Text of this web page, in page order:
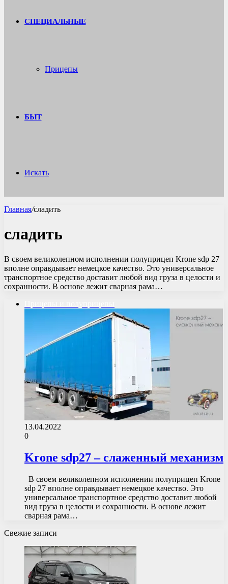
СПЕЦИАЛЬНЫЕ
Прицепы
БЫТ
Искать
Главная/сладить
сладить
В своем великолепном исполнении полуприцеп Krone sdp 27
вполне оправдывает немецкое качество. Это универсальное
транспортное средство доставит любой вид груза в целости и
сохранности. В основе лежит сварная рама…
13.04.2022
0
Krone sdp27 – слаженный механизм
В своем великолепном исполнении полуприцеп Krone
sdp 27 вполне оправдывает немецкое качество. Это
универсальное транспортное средство доставит любой
вид груза в целости и сохранности. В основе лежит
сварная рама…
Свежие записи